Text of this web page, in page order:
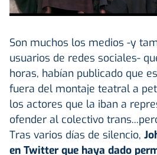
Son muchos los medios -y
usuarios de redes sociales-
horas, habían publicado que
fuera del montaje teatral a
los actores que la iban a
ofender al colectivo
Tras varios días de silencio,
en Twitter que haya dado